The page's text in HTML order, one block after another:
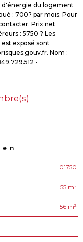
d'énergie du logement
: 700? par mois. Pour
Prix net
: 5750 ? Les
exposé sont
Nom :
-
01750
55 m²
56 m²
1